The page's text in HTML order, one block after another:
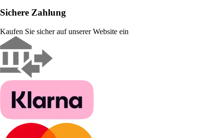
Sichere Zahlung
Kaufen Sie sicher auf unserer Website ein